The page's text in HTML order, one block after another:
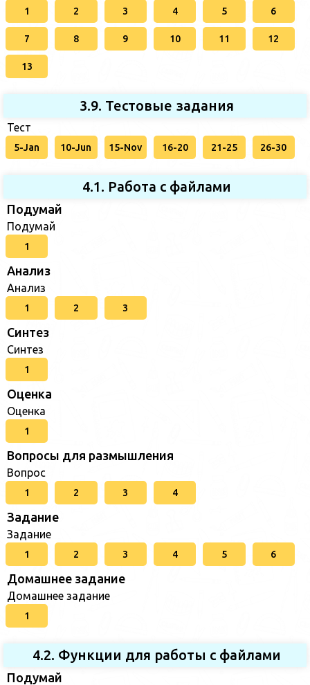
1 2 3 4 5 6
7 8 9 10 11 12
13
3.9. Тестовые задания
Тест
5-Jan 10-Jun 15-Nov 16-20 21-25 26-30
4.1. Работа с файлами
Подумай
Подумай
1
Анализ
Анализ
1 2 3
Синтез
Синтез
1
Оценка
Оценка
1
Вопросы для размышления
Вопрос
1 2 3 4
Задание
Задание
1 2 3 4 5 6
Домашнее задание
Домашнее задание
1
4.2. Функции для работы с файлами
Подумай